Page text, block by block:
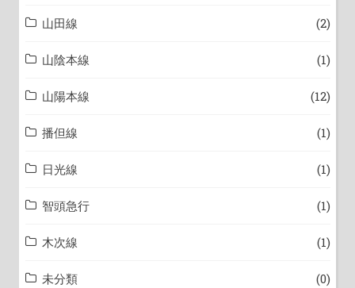
山田線 (2)
山陰本線 (1)
山陽本線 (12)
播但線 (1)
日光線 (1)
智頭急行 (1)
木次線 (1)
未分類 (0)